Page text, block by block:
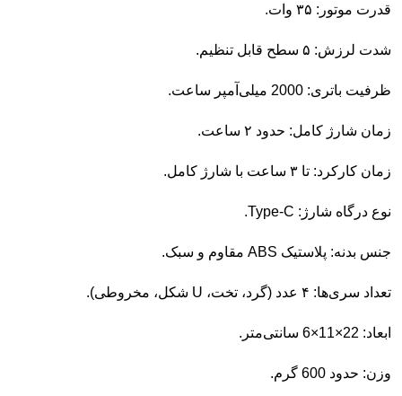
قدرت موتور: ۳۵ وات.
شدت لرزش: ۵ سطح قابل تنظیم.
ظرفیت باتری: 2000 میلی‌آمپر ساعت.
زمان شارژ کامل: حدود ۲ ساعت.
زمان کارکرد: تا ۳ ساعت با شارژ کامل.
نوع درگاه شارژ: Type-C.
جنس بدنه: پلاستیک ABS مقاوم و سبک.
تعداد سری‌ها: ۴ عدد (گرد، تخت، U شکل، مخروطی).
ابعاد: 22×11×6 سانتی‌متر.
وزن: حدود 600 گرم.